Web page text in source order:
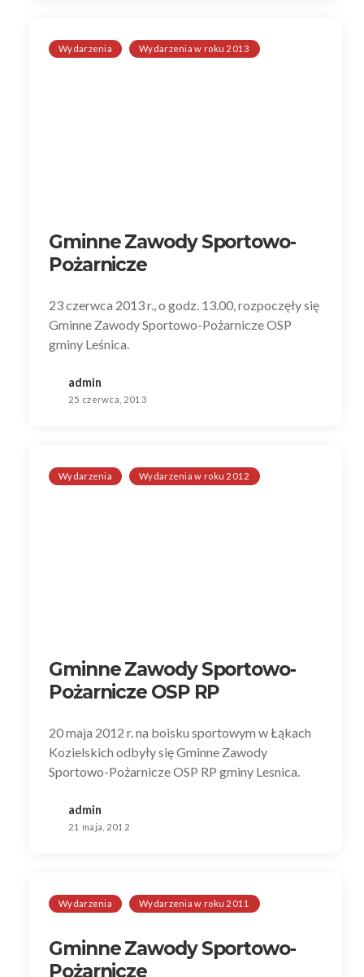
Wydarzenia Wydarzenia w roku 2013
Gminne Zawody Sportowo-
Pożarnicze
23 czerwca 2013 r., o godz. 13.00, rozpoczęły się
Gminne Zawody Sportowo-Pożarnicze OSP
gminy Leśnica.
admin
25 czerwca, 2013
Wydarzenia Wydarzenia w roku 2012
Gminne Zawody Sportowo-
Pożarnicze OSP RP
20 maja 2012 r. na boisku sportowym w Łąkach
Kozielskich odbyły się Gminne Zawody
Sportowo-Pożarnicze OSP RP gminy Lesnica.
admin
21 maja, 2012
Wydarzenia Wydarzenia w roku 2011
Gminne Zawody Sportowo-
Pożarnicze